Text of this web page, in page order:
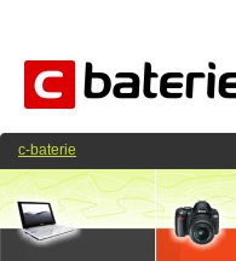
c-baterie